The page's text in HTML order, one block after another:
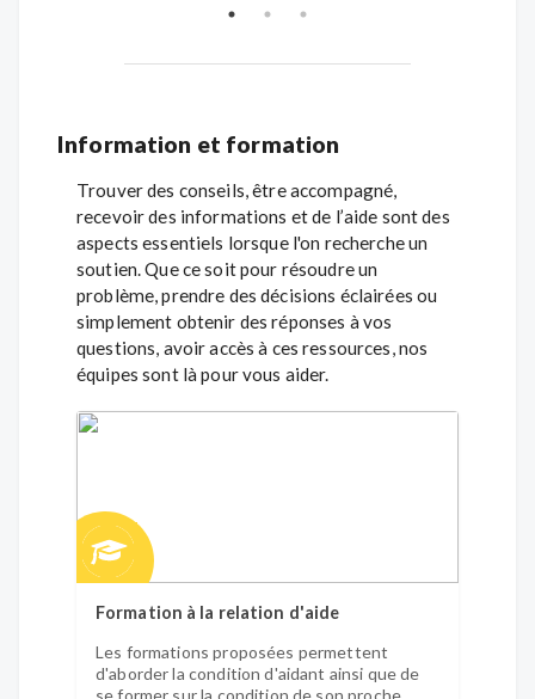
Information et formation
Trouver des conseils, être accompagné,
recevoir des informations et de l’aide sont des
aspects essentiels lorsque l'on recherche un
soutien. Que ce soit pour résoudre un
problème, prendre des décisions éclairées ou
simplement obtenir des réponses à vos
questions, avoir accès à ces ressources, nos
équipes sont là pour vous aider.
Formation à la relation d'aide
Les formations proposées permettent
d'aborder la condition d'aidant ainsi que de
se former sur la condition de son proche